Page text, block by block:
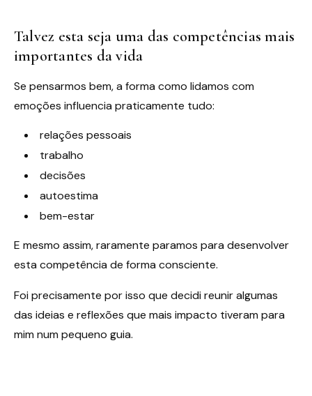
Talvez esta seja uma das competências mais
importantes da vida
Se pensarmos bem, a forma como lidamos com
emoções influencia praticamente tudo:
relações pessoais
trabalho
decisões
autoestima
bem-estar
E mesmo assim, raramente paramos para desenvolver
esta competência de forma consciente.
Foi precisamente por isso que decidi reunir algumas
das ideias e reflexões que mais impacto tiveram para
mim num pequeno guia.